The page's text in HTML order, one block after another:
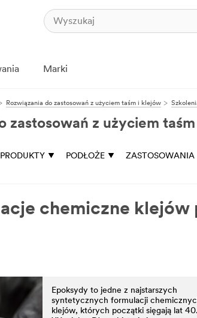
Marki
Rozwiązania do zastosowań z użyciem taśm i klejów
zastosowań z użyciem
PRODUKTY PODŁOŻE ZASTOSOWANIA
chemiczne klejów
Epoksydy to jedne z najstarszych
syntetycznych formulacji
klejów, których początki sięgają lat 40.